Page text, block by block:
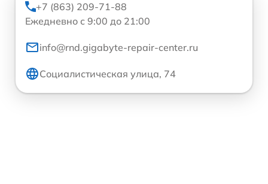
+7 (863) 209-71-88
Ежедневно с 9:00 до 21:00
info@rnd.gigabyte-repair-center.ru
Социалистическая улица, 74